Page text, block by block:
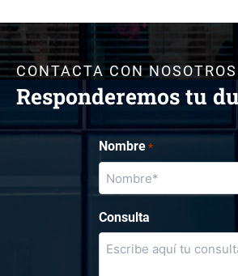
CONTACTA CON NOSOTROS
Responderemos tu
Nombre *
Consulta